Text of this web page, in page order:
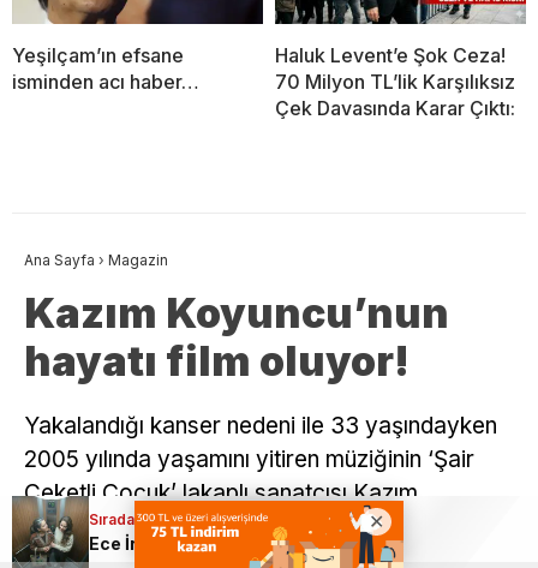
Sıradaki Haber
Haluk Levent’e Şok Ceza! 70 Milyon TL’lik Karşılıksız Çek Davasında Karar Çıktı: Hapis Yolu mu Görünüyor?
Sıradaki Haber
Ece İrtem’in Son Görüntüleri Yürek Sızlattı!
Yeşilçam’ın efsane
isminden acı haber…
Haluk Levent’e Şok Ceza!
70 Milyon TL’lik Karşılıksız
Çek Davasında Karar Çıktı:
Ana Sayfa › Magazin
Kazım Koyuncu’nun
hayatı film oluyor!
Yakalandığı kanser nedeni ile 33 yaşındayken
2005 yılında yaşamını yitiren müziğinin ‘Şair
Ceketli Çocuk’ lakaplı sanatçısı Kazım
Koyuncu’nun hayatı film olacak.